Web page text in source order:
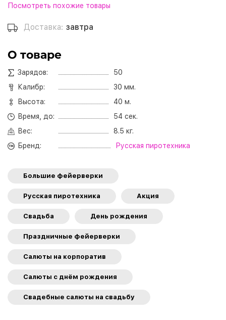
Посмотреть похожие товары
Доставка: завтра
О товаре
Зарядов:
50
Калибр:
30 мм.
Высота:
40 м.
Время, до:
54 сек.
Вес:
8.5 кг.
Бренд:
Русская пиротехника
Большие фейерверки
Русская пиротехника Акция
Свадьба День рождения
Праздничные фейерверки
Салюты на корпоратив
Салюты с днём рождения
Свадебные салюты на свадьбу